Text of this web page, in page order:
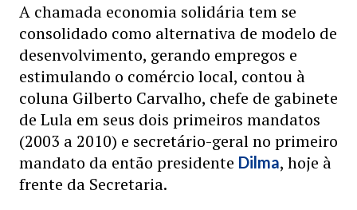
A chamada economia solidária tem se
consolidado como alternativa de modelo de
desenvolvimento, gerando empregos e
estimulando o comércio local, contou à
coluna Gilberto Carvalho, chefe de gabinete
de Lula em seus dois primeiros mandatos
(2003 a 2010) e secretário-geral no primeiro
mandato da então presidente Dilma, hoje à
frente da Secretaria.